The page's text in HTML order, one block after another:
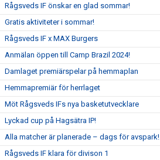
Rågsveds IF önskar en glad sommar!
Gratis aktiviteter i sommar!
Rågsveds IF x MAX Burgers
Anmälan öppen till Camp Brazil 2024!
Damlaget premiärspelar på hemmaplan
Hemmapremiär för herrlaget
Möt Rågsveds IFs nya basketutvecklare
Lyckad cup på Hagsätra IP!
Alla matcher är planerade – dags för avspark!
Rågsveds IF klara för divison 1